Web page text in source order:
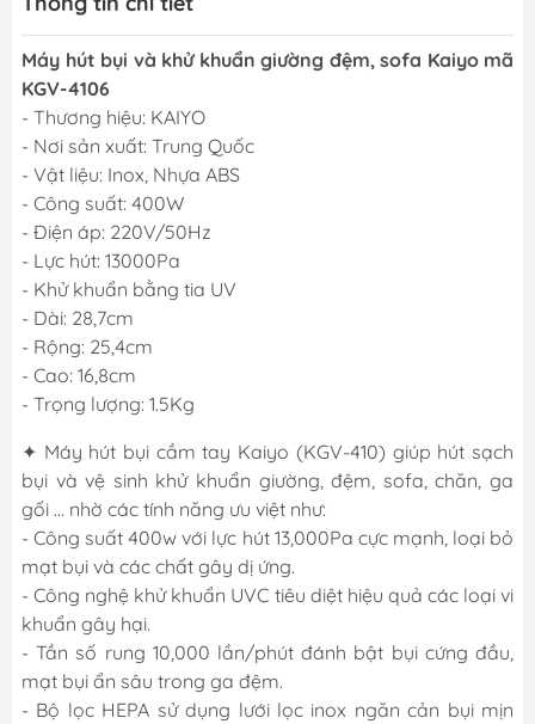
Máy hút bụi và khử khuẩn giường đệm, sofa Kaiyo mã
KGV-4106
- Thương hiệu: KAIYO
- Nơi sản xuất: Trung Quốc
- Vật liệu: Inox, Nhựa ABS
- Công suất: 400W
- Điện áp: 220V/50Hz
- Lực hút: 13000Pa
- Khử khuẩn bằng tia UV
- Dài: 28,7cm
- Rộng: 25,4cm
- Cao: 16,8cm
- Trọng lượng: 1.5Kg
✦ Máy hút bụi cầm tay Kaiyo (KGV-410) giúp hút sạch
bụi và vệ sinh khử khuẩn giường, đệm, sofa, chăn, ga
gối ... nhờ các tính năng ưu việt như:
- Công suất 400w với lực hút 13,000Pa cực mạnh, loại bỏ
mạt bụi và các chất gây dị ứng.
- Công nghệ khử khuẩn UVC tiêu diệt hiệu quả các loại vi
khuẩn gây hại.
- Tần số rung 10,000 lần/phút đánh bật bụi cứng đầu,
mạt bụi ẩn sâu trong ga đệm.
- Bộ lọc HEPA sử dụng lưới lọc inox ngăn cản bụi mịn